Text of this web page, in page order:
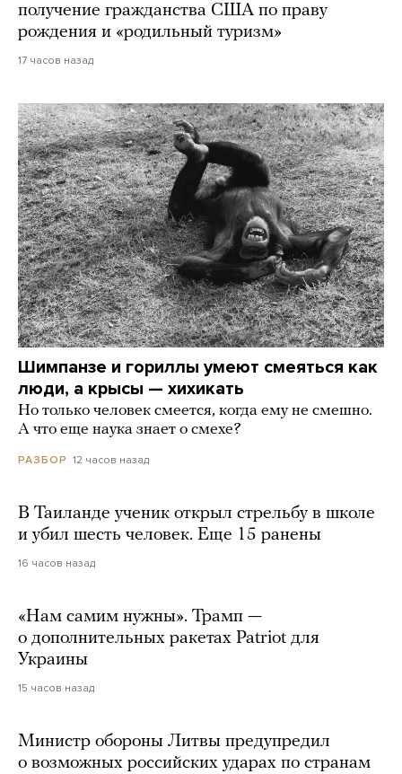
получение гражданства США по праву
рождения и «родильный туризм»
17 часов назад
Шимпанзе и гориллы умеют смеяться как
люди, а крысы — хихикать
Но только человек смеется, когда ему не смешно.
А что еще наука знает о смехе?
РАЗБОР 12 часов назад
В Таиланде ученик открыл стрельбу в школе
и убил шесть человек. Еще 15 ранены
16 часов назад
«Нам самим нужны». Трамп —
о дополнительных ракетах Patriot для
Украины
15 часов назад
Министр обороны Литвы предупредил
о возможных российских ударах по странам